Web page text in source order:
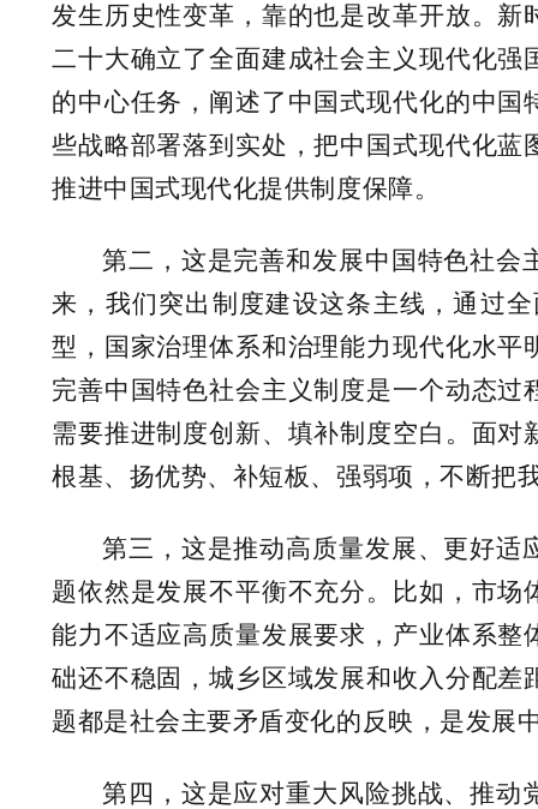
发生历史性变革，靠的也是改革开放。
二十大确立了全面建成社会主义现代化
的中心任务，阐述了中国式现代化的中
些战略部署落到实处，把中国式现代化
推进中国式现代化提供制度保障。
第二，这是完善和发展中国特色社会
来，我们突出制度建设这条主线，通过
型，国家治理体系和治理能力现代化水
完善中国特色社会主义制度是一个动态
需要推进制度创新、填补制度空白。面
根基、扬优势、补短板、强弱项，不断把
第三，这是推动高质量发展、更好适
题依然是发展不平衡不充分。比如，市
能力不适应高质量发展要求，产业体系
础还不稳固，城乡区域发展和收入分配
题都是社会主要矛盾变化的反映，是发展
第四，这是应对重大风险挑战、推动